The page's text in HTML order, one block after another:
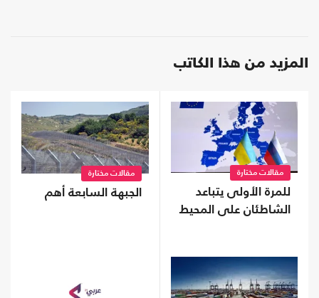
المزيد من هذا الكاتب
مقالات مختارة
للمرة الأولى يتباعد
الشاطئان على المحيط
مقالات مختارة
الجبهة السابعة أهم